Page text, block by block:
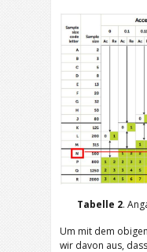
Tabelle 2.
Um mit dem obigen
wir davon aus, dass